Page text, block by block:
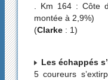
. Km 164 : Côte
montée à 2,9%)
(Clarke: 1)
Les échappés
5 coureurs